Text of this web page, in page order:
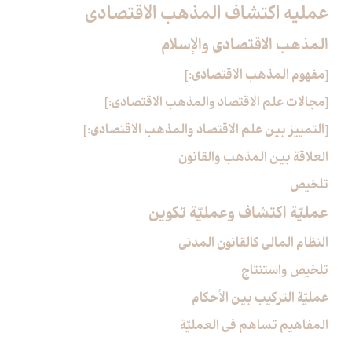
عمليه اكتشاف المذهب الاقتصادي‏
المذهب الاقتصادي والإسلام‏
[مفهوم المذهب الاقتصادي:]
[مجالات علم الاقتصاد والمذهب الاقتصادي:]
[التمييز بين علم الاقتصاد والمذهب الاقتصادي:]
العلاقة بين المذهب والقانون
تلخيص
عمليّة اكتشاف وعمليّة تكوين‏
النظام المالي كالقانون المدني
تلخيص واستنتاج
عمليّة التركيب بين الأحكام
المفاهيم تساهم في العمليّة